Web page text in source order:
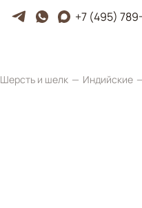
+7 (495)
Шерсть и шелк Индийские